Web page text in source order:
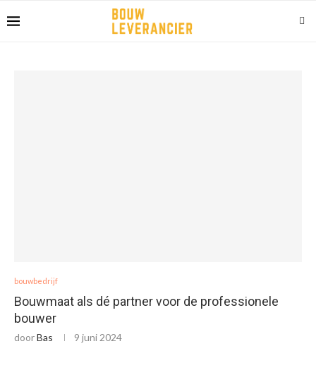
bouwbedrijf
Bouwmaat als dé partner voor de professionele
bouwer
doorBas 9 juni 2024